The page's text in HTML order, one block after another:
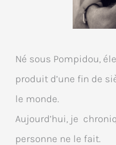
Né sous Pompidou,
produit d’une fin de
le monde.
Aujourd’hui, je
personne ne le fait.